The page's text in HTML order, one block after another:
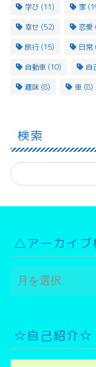
学び (11) 家
幸せ (52) 恋愛
旅行(15) 日常
自動車 (10) 自
趣味 (8) 車 (8)
検索
△アーカイ
△
ア
イ
ブ
☆自己紹介☆